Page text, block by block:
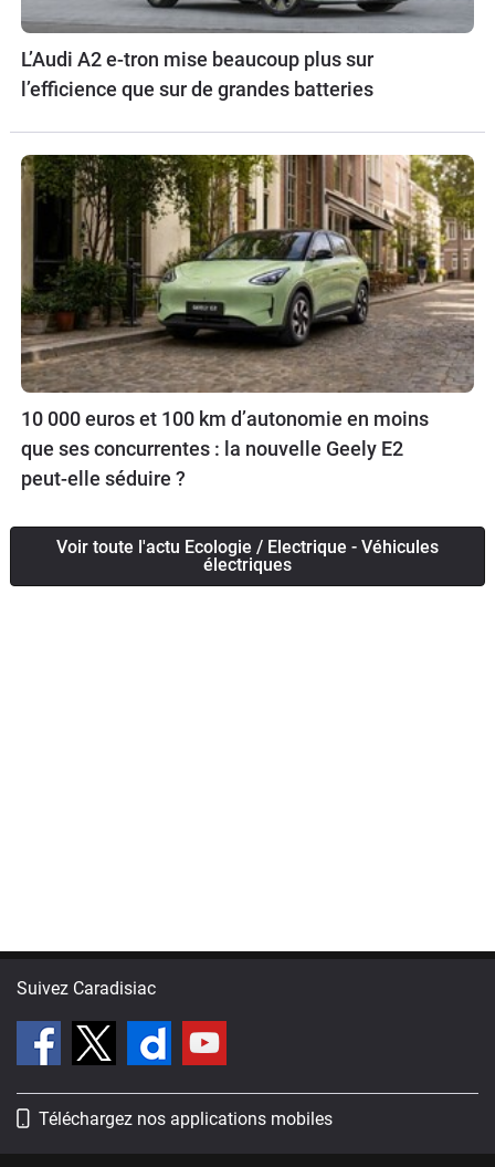
L’Audi A2 e-tron mise beaucoup plus sur
l’efficience que sur de grandes batteries
10 000 euros et 100 km d’autonomie en moins
que ses concurrentes : la nouvelle Geely E2
peut-elle séduire ?
Voir toute l'actu Ecologie / Electrique - Véhicules
électriques
Suivez Caradisiac
Téléchargez nos applications mobiles